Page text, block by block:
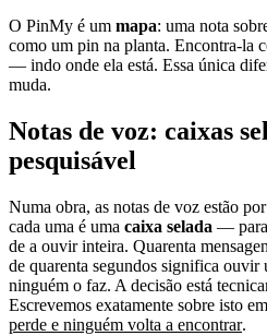
O PinMy é um mapa: uma nota
como um pin na planta. Encontra-la
— indo onde ela está. Essa única
muda.
Notas de voz: caixas
pesquisável
Numa obra, as notas de voz estão
cada uma é uma caixa selada — para
de a ouvir inteira. Quarenta
de quarenta segundos significa ouvir
ninguém o faz. A decisão está
Escrevemos exatamente sobre isto em
perde e ninguém volta a encontrar.